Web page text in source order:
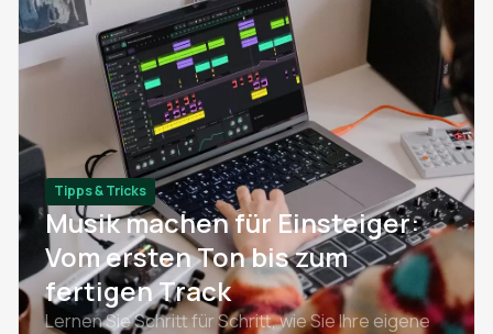
Tipps & Tricks
Musik machen für Einsteiger:
Vom ersten Ton bis zum
fertigen Track
Lernen Sie Schritt für Schritt, wie Sie Ihre eigene